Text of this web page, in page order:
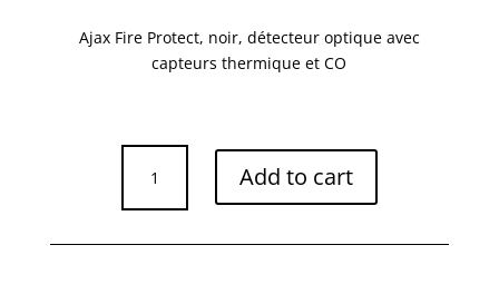
Ajax Fire Protect, noir, détecteur optique avec
capteurs thermique et CO
FIREPLUS-
Z
Add to cart